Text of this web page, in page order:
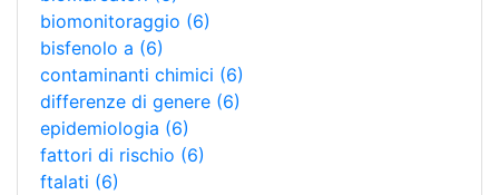
biomonitoraggio (6)
bisfenolo a (6)
contaminanti chimici (6)
differenze di genere (6)
epidemiologia (6)
fattori di rischio (6)
ftalati (6)